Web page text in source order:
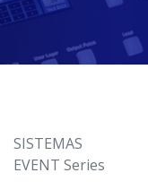
SISTEMAS
EVENT Series